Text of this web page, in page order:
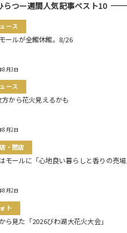
らつー週間人気記事ベスト10
ース
ールが全館休館。8/26
8月3日
ース
から花火見えるかも
8月2日
・閉店
モールに「心地良い暮らしと香りの売
8月2日
ト
ら見た「2026びわ湖大花火大会」